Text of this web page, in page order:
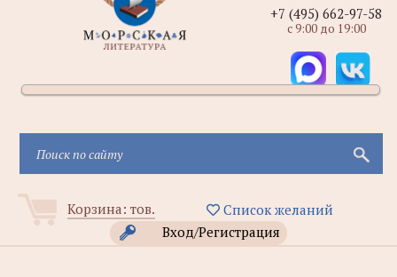
Корзина: тов.
Список желаний
Вход/Регистрация
+7 (495) 662-97-58
с 9:00 до 19:00